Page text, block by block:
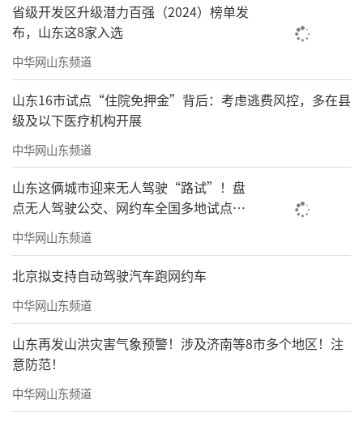
省级开发区升级潜力百强（2024）榜单发
布，山东这8家入选
中华网山东频道
山东16市试点“住院免押金”背后：考虑逃费风控，多在县
级及以下医疗机构开展
中华网山东频道
山东这俩城市迎来无人驾驶“路试”！盘
点无人驾驶公交、网约车全国多地试点之
路
中华网山东频道
北京拟支持自动驾驶汽车跑网约车
中华网山东频道
山东再发山洪灾害气象预警！涉及济南等8市多个地区！注
意防范！
中华网山东频道